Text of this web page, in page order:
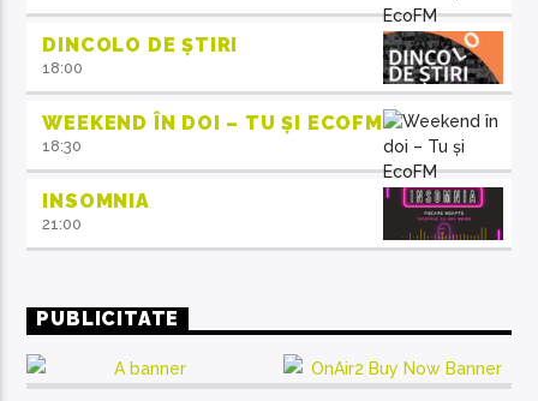
DINCOLO DE ȘTIRI
18:00
WEEKEND ÎN DOI – TU ȘI ECOFM
18:30
INSOMNIA
21:00
PUBLICITATE